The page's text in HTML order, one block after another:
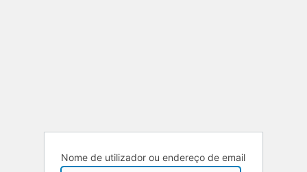
Nome de utilizador ou endereço de email